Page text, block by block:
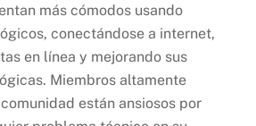
más cómodos usando
conectándose a internet,
en línea y mejorando sus
Miembros altamente
están ansiosos por